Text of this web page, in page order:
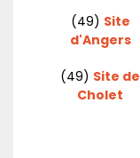
(49) Site
d'Angers
(49) Site de
Cholet